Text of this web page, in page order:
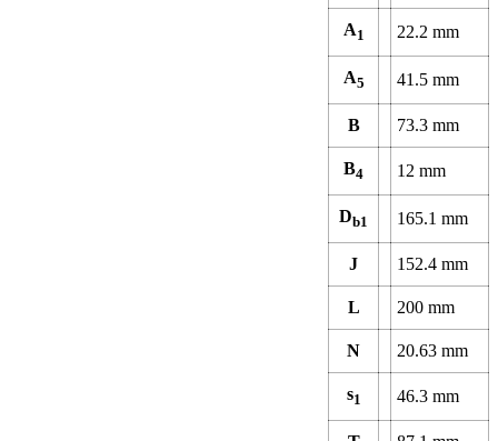
A1 22.2 mm
A5 41.5 mm
B 73.3 mm
B4 12 mm
Db1 165.1 mm
J 152.4 mm
L 200 mm
N 20.63 mm
s1 46.3 mm